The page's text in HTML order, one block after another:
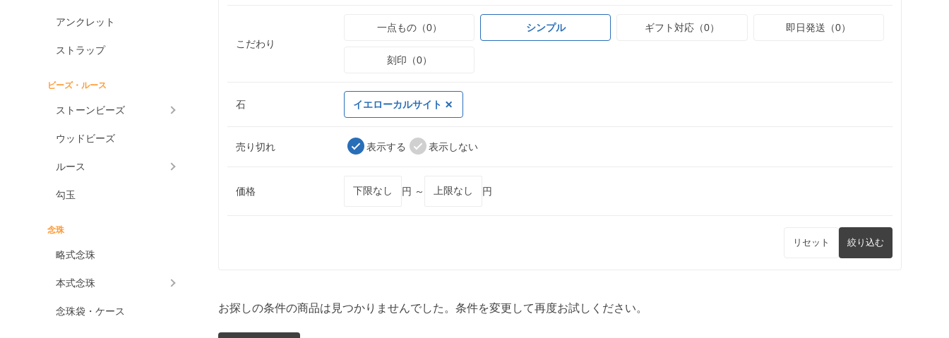
アンクレット
ストラップ
ビーズ・ルース
ストーンビーズ
ウッドビーズ
ルース
勾玉
念珠
略式念珠
本式念珠
念珠袋・ケース
こだわり
一点もの（0） シンプル ギフト対応（0） 即日発送（0）
刻印（0）
石 イエローカルサイト
売り切れ 表示する 表示しない
価格 円 ～ 円
リセット 絞り込む
お探しの条件の商品は見つかりませんでした。条件を変更して再度お試しください。